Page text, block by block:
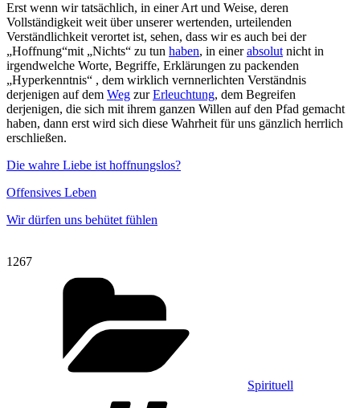
Erst wenn wir tatsächlich, in einer Art und Weise, deren
Vollständigkeit weit über unserer wertenden, urteilenden
Verständlichkeit verortet ist, sehen, dass wir es auch bei der
„Hoffnung“mit „Nichts“ zu tun haben, in einerabsolutnicht in
irgendwelche Worte, Begriffe, Erklärungen zu packenden
„Hyperkenntnis“ , dem wirklich vernnerlichten Verständnis
derjenigen auf dem Weg zurErleuchtung, dem Begreifen
derjenigen, die sich mit ihrem ganzen Willen auf den Pfad gemacht
haben, dann erst wird sich diese Wahrheit für uns gänzlich herrlich
erschließen.
Die wahre Liebe ist hoffnungslos?
Offensives Leben
Wir dürfen uns behütet fühlen
1267
Spirituell